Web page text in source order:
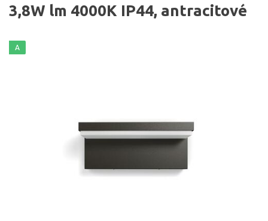
3,8W lm 4000K IP44, antracitové
A